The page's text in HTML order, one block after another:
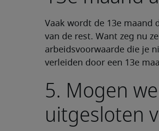
Vaak wordt de 13e maand
van de rest. Want zeg nu
arbeidsvoorwaarde die je
verleiden door een 13e
5. Mogen
uitgesloten